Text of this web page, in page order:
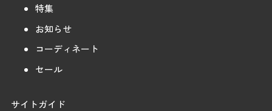
特集
お知らせ
コーディネート
セール
サイトガイド